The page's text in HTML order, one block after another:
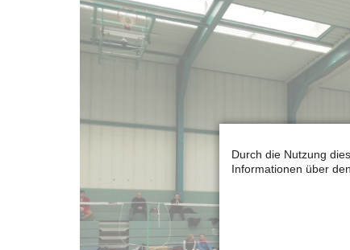
Durch die Nutzung
Informationen über